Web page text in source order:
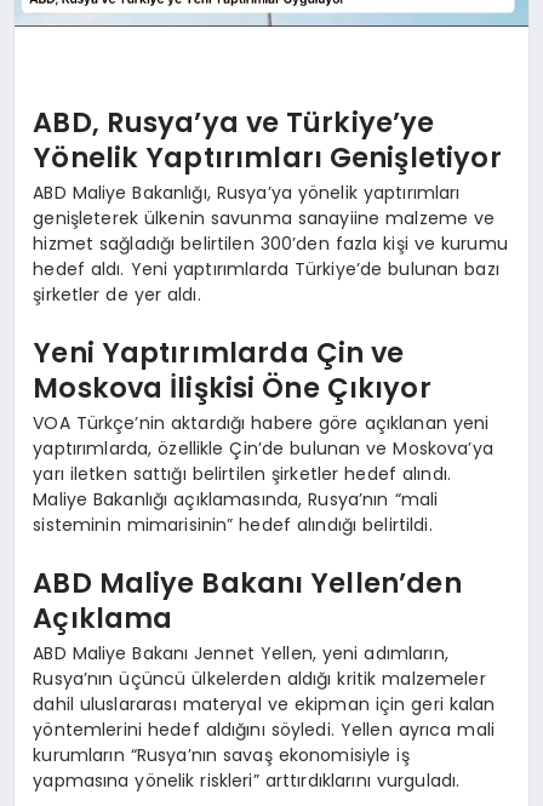
ABD, Rusya’ya ve Türkiye’ye
Yönelik Yaptırımları Genişletiyor
ABD Maliye Bakanlığı, Rusya’ya yönelik yaptırımları
genişleterek ülkenin savunma sanayiine malzeme ve
hizmet sağladığı belirtilen 300’den fazla kişi ve kurumu
hedef aldı. Yeni yaptırımlarda Türkiye’de bulunan bazı
şirketler de yer aldı.
Yeni Yaptırımlarda Çin ve
Moskova İlişkisi Öne Çıkıyor
VOA Türkçe’nin aktardığı habere göre açıklanan yeni
yaptırımlarda, özellikle Çin’de bulunan ve Moskova’ya
yarı iletken sattığı belirtilen şirketler hedef alındı.
Maliye Bakanlığı açıklamasında, Rusya’nın “mali
sisteminin mimarisinin” hedef alındığı belirtildi.
ABD Maliye Bakanı Yellen’den
Açıklama
ABD Maliye Bakanı Jennet Yellen, yeni adımların,
Rusya’nın üçüncü ülkelerden aldığı kritik malzemeler
dahil uluslararası materyal ve ekipman için geri kalan
yöntemlerini hedef aldığını söyledi. Yellen ayrıca mali
kurumların “Rusya’nın savaş ekonomisiyle iş
yapmasına yönelik riskleri” arttırdıklarını vurguladı.